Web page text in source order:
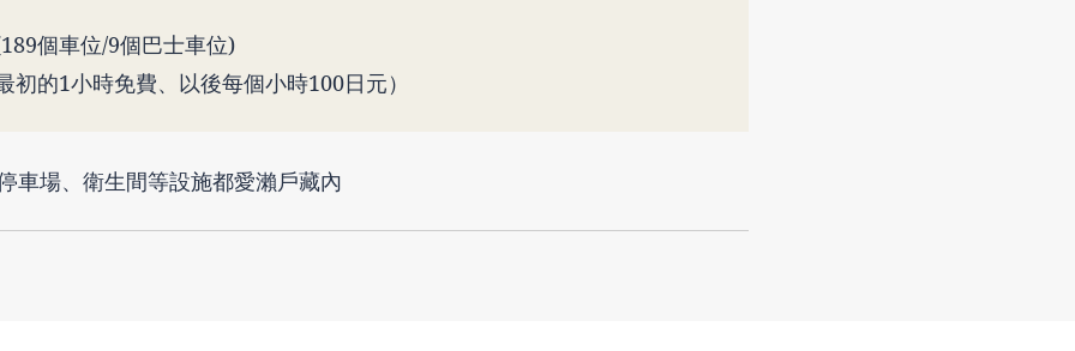
個車位/9個巴士車位)
初的1小時免費、以後每個小時100日元）
車場、衛生間等設施都愛瀨戶藏內